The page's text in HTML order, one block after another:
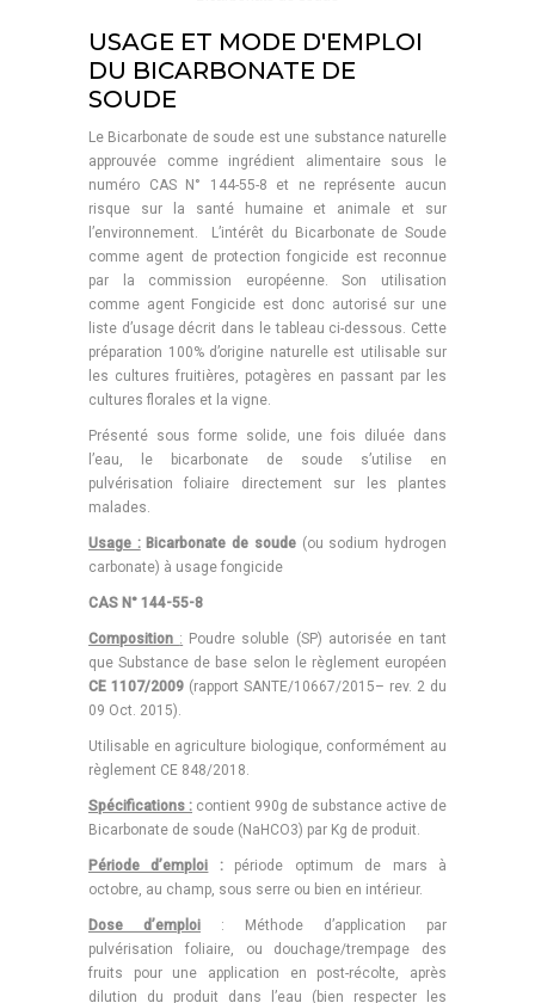
USAGE ET MODE D'EMPLOI
DU BICARBONATE DE
SOUDE
Le Bicarbonate de soude est une substance naturelle
approuvée comme ingrédient alimentaire sous le
numéro CAS N° 144-55-8 et ne représente aucun
risque sur la santé humaine et animale et sur
l’environnement. L’intérêt du Bicarbonate de Soude
comme agent de protection fongicide est reconnue
par la commission européenne. Son utilisation
comme agent Fongicide est donc autorisé sur une
liste d’usage décrit dans le tableau ci-dessous. Cette
préparation 100% d’origine naturelle est utilisable sur
les cultures fruitières, potagères en passant par les
cultures florales et la vigne.
Présenté sous forme solide, une fois diluée dans
l’eau, le bicarbonate de soude s’utilise en
pulvérisation foliaire directement sur les plantes
malades.
Usage :Bicarbonate de soude (ou sodium hydrogen
carbonate) à usage fongicide
CAS N° 144-55-8
Composition : Poudre soluble (SP) autorisée en tant
que Substance de base selon le règlement européen
CE 1107/2009 (rapport SANTE/10667/2015– rev. 2 du
09 Oct. 2015).
Utilisable en agriculture biologique, conformément au
règlement CE 848/2018.
Spécifications : contient 990g de substance active de
Bicarbonate de soude (NaHCO3) par Kg de produit.
Période d’emploi : période optimum de mars à
octobre, au champ, sous serre ou bien en intérieur.
Dose d’emploi : Méthode d’application par
pulvérisation foliaire, ou douchage/trempage des
fruits pour une application en post-récolte, après
dilution du produit dans l’eau (bien respecter les